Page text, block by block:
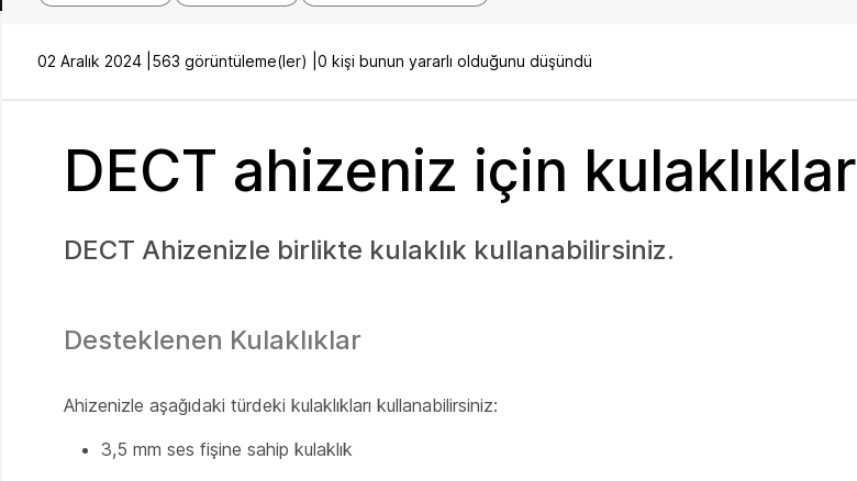
02 Aralık 2024 | 563 görüntüleme(ler) | 0 kişi bunun yararlı olduğunu düşündü
DECT ahizeniz için kulaklıklar
DECT Ahizenizle birlikte kulaklık kullanabilirsiniz.
Desteklenen Kulaklıklar
Ahizenizle aşağıdaki türdeki kulaklıkları kullanabilirsiniz:
3,5 mm ses fişine sahip kulaklık